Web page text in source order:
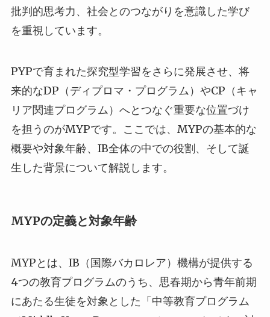
批判的思考力、社会とのつながりを意識した学び
を重視しています。
PYPで育まれた探究型学習をさらに発展させ、将
来的なDP（ディプロマ・プログラム）やCP（キャ
リア関連プログラム）へとつなぐ重要な位置づけ
を担うのがMYPです。ここでは、MYPの基本的な
概要や対象年齢、IB全体の中での役割、そして誕
生した背景について解説します。
MYPの定義と対象年齢
MYPとは、IB（国際バカロレア）機構が提供する
4つの教育プログラムのうち、思春期から青年前期
にあたる生徒を対象とした「中等教育プログラム